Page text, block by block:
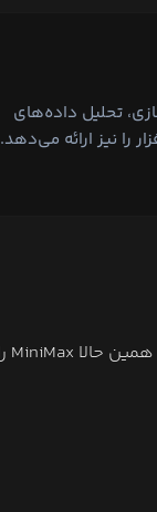
تحلیل داده‌های
را نیز ارائه می‌دهد.
همین حالا MiniMax را امتحان کنید: